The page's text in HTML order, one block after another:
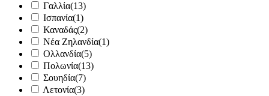
Γαλλία(13)
Ισπανία(1)
Καναδάς(2)
Νέα Ζηλανδία(1)
Ολλανδία(5)
Πολωνία(13)
Σουηδία(7)
Λετονία(3)